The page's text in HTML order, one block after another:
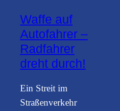
Waffe auf
Autofahrer –
Radfahrer
dreht durch!
Ein Streit im
Straßenverkehr